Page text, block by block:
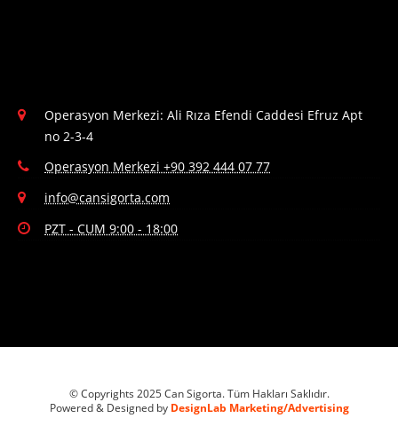
Operasyon Merkezi: Ali Rıza Efendi Caddesi Efruz Apt
no 2-3-4
Operasyon Merkezi +90 392 444 07 77
info@cansigorta.com
PZT - CUM 9:00 - 18:00
© Copyrights 2025 Can Sigorta. Tüm Hakları Saklıdır.
Powered & Designed by DesignLab Marketing/Advertising